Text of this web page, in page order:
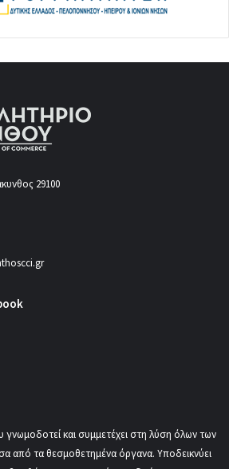
29100
γνωμοδοτεί και συμμετέχει στη λύση όλων των
από τα θεσμοθετημένα όργανα. Υποδεικνύει